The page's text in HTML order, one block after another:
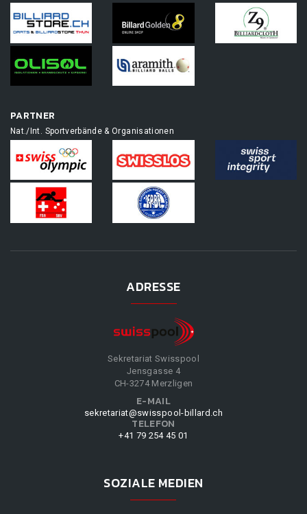
PARTNER
Nat./Int. Sportverbände & Organisationen
ADRESSE
Sekretariat Swisspool
Jensgasse 4
CH-3274 Merzligen
E-MAIL
sekretariat@swisspool-billard.ch
TELEFON
+41 79 254 45 01
SOZIALE MEDIEN